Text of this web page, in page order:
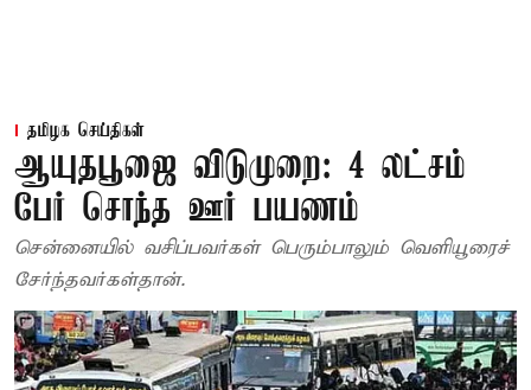
தமிழக செய்திகள்
ஆயுதபூஜை விடுமுறை: 4 லட்சம்
பேர் சொந்த ஊர் பயணம்
சென்னையில் வசிப்பவர்கள் பெரும்பாலும் வெளியூரைச்
சேர்ந்தவர்கள்தான்.